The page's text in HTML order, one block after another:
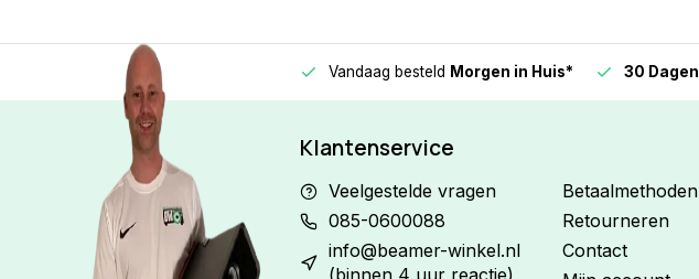
3 gelijke delen Vandaag besteld Morgen in Huis* 30 Dagen
Klantenservice
Veelgestelde vragen
085-0600088
info@beamer-winkel.nl
(binnen 4 uur reactie)
Betaalmethoden
Retourneren
Contact